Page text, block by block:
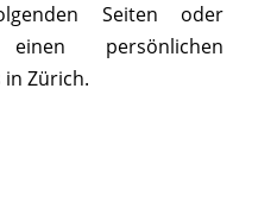
Seiten oder
persönlichen
Zürich.